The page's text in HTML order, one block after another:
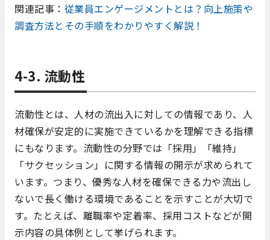
関連記事： 従業員エンゲージメントとは？向上施策や
調査方法とその手順をわかりやすく解説！
4-3. 流動性
流動性とは、人材の流出入に対しての情報であり、人
材確保が安定的に実施できているかを理解できる指標
にもなります。流動性の分野では「採用」「維持」
「サクセッション」に関する情報の開示が求められて
います。つまり、優秀な人材を確保できる力や流出し
ないで長く働ける環境であることを示すことが大切で
す。たとえば、離職率や定着率、採用コストなどが開
示内容の具体例として挙げられます。